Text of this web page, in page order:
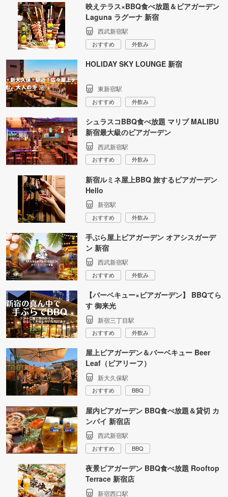
映えテラス×BBQ食べ放題＆ビアガーデン
Laguna ラグーナ 新宿
西武新宿駅
おすすめ 外飲み
HOLIDAY SKY LOUNGE 新宿
東新宿駅
おすすめ 外飲み
シュラスコBBQ食べ放題 マリブ MALIBU
新宿最大級のビアガーデン
西武新宿駅
おすすめ 外飲み
新宿ルミネ屋上BBQ 旅するビアガーデン
Hello
新宿駅
おすすめ 外飲み
手ぶら屋上ビアガーデン オアシスガーデ
ン 新宿
西武新宿駅
おすすめ 外飲み
【バーベキュー×ビアガーデン】 BBQてら
す 御来光
新宿三丁目駅
おすすめ 外飲み
屋上ビアガーデン＆バーベキュー Beer
Leaf（ビアリーフ）
新大久保駅
おすすめ BBQ
屋内ビアガーデン BBQ食べ放題＆貸切 カ
ンパイ 新宿店
西武新宿駅
おすすめ BBQ
夜景ビアガーデン BBQ食べ放題 Rooftop
Terrace 新宿店
新宿西口駅